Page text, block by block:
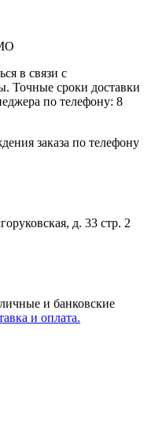
в связи с
Точные сроки доставки
по телефону: 8
заказа по телефону
д. 33 стр. 2
и банковские
и оплата.